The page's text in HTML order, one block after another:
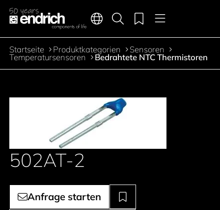
Zum Inhalt springen
Hauptnavigation
Sprachen Menü
Produktsuche
Merkliste
Pfadnavigation
Startseite Produktkategorien Sensoren
Temperatursensoren Bedrahtete NTC Thermistoren
502AT-2
Anfrage starten